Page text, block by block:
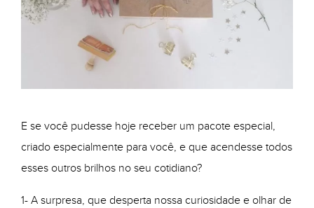
E se você pudesse hoje receber um pacote especial,
criado especialmente para você, e que acendesse todos
esses outros brilhos no seu cotidiano?
1- A surpresa, que desperta nossa curiosidade e olhar de